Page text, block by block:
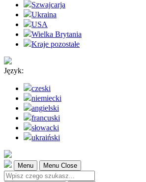
Szwajcarja
Ukraina
USA
Wielka Brytania
Kraje pozostałe
Język:
czeski
niemiecki
angielski
francuski
słowacki
ukraiński
Menu Menu Close